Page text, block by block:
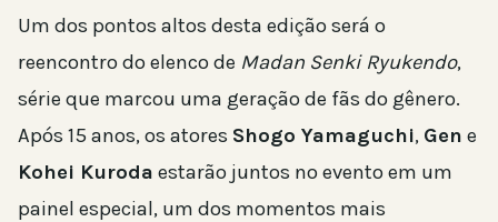
Um dos pontos altos desta edição será o
reencontro do elenco de Madan Senki Ryukendo,
série que marcou uma geração de fãs do gênero.
Após 15 anos, os atores Shogo Yamaguchi, Gen e
Kohei Kuroda estarão juntos no evento em um
painel especial, um dos momentos mais